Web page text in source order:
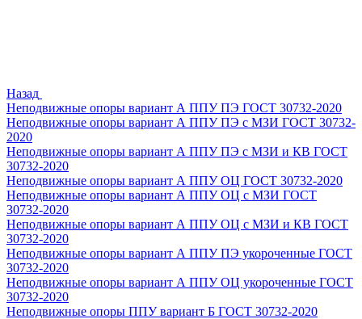
Назад
Неподвижные опоры вариант А ППУ ПЭ ГОСТ 30732-2020
Неподвижные опоры вариант А ППУ ПЭ с МЗИ ГОСТ 30732-
2020
Неподвижные опоры вариант А ППУ ПЭ с МЗИ и КВ ГОСТ
30732-2020
Неподвижные опоры вариант А ППУ ОЦ ГОСТ 30732-2020
Неподвижные опоры вариант А ППУ ОЦ с МЗИ ГОСТ
30732-2020
Неподвижные опоры вариант А ППУ ОЦ с МЗИ и КВ ГОСТ
30732-2020
Неподвижные опоры вариант А ППУ ПЭ укороченные ГОСТ
30732-2020
Неподвижные опоры вариант А ППУ ОЦ укороченные ГОСТ
30732-2020
Неподвижные опоры ППУ вариант Б ГОСТ 30732-2020